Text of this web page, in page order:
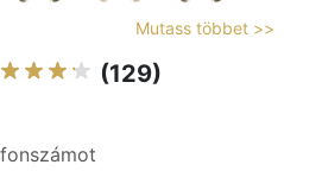
Mutass többet >>
(129)